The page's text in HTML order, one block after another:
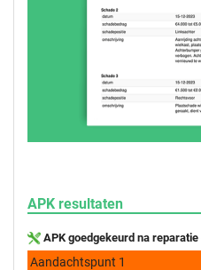
APK resultaten
APK goedgekeurd na
Aandachtspunt 1